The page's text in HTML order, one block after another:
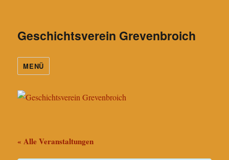
Geschichtsverein Grevenbroich
MENÜ
« Alle Veranstaltungen